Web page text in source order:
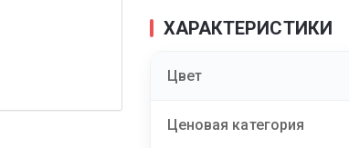
ХАРАКТЕРИСТИКИ
Цвет
Ценовая категория